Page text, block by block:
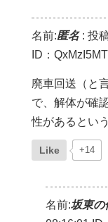
名前:匿名: 投
ID：
廃車回送（と
で、解体が確
性があるとい
Like +14
名前:坂東の